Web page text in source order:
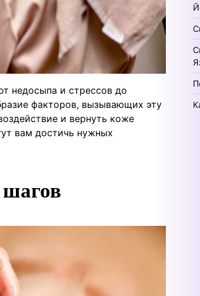
недосыпа и стрессов до
факторов, вызывающих эту
и вернуть коже
вам достичь нужных